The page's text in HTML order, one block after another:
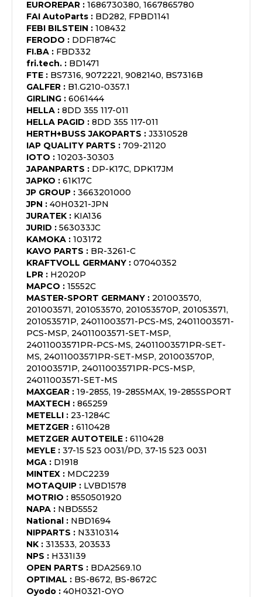
EUROREPAR : 1686730380, 1667865780
FAI AutoParts : BD282, FPBD1141
FEBI BILSTEIN : 108432
FERODO : DDF1874C
FI.BA : FBD332
fri.tech. : BD1471
FTE : BS7316, 9072221, 9082140, BS7316B
GALFER : B1.G210-0357.1
GIRLING : 6061444
HELLA : 8DD 355 117-011
HELLA PAGID : 8DD 355 117-011
HERTH+BUSS JAKOPARTS : J3310528
IAP QUALITY PARTS : 709-21120
IOTO : 10203-30303
JAPANPARTS : DP-K17C, DPK17JM
JAPKO : 61K17C
JP GROUP : 3663201000
JPN : 40H0321-JPN
JURATEK : KIA136
JURID : 563033JC
KAMOKA : 103172
KAVO PARTS : BR-3261-C
KRAFTVOLL GERMANY : 07040352
LPR : H2020P
MAPCO : 15552C
MASTER-SPORT GERMANY : 201003570,
201003571, 201053570, 201053570P, 201053571,
201053571P, 24011003571-PCS-MS, 24011003571-
PCS-MSP, 24011003571-SET-MSP,
24011003571PR-PCS-MS, 24011003571PR-SET-
MS, 24011003571PR-SET-MSP, 201003570P,
201003571P, 24011003571PR-PCS-MSP,
24011003571-SET-MS
MAXGEAR : 19-2855, 19-2855MAX, 19-2855SPORT
MAXTECH : 865259
METELLI : 23-1284C
METZGER : 6110428
METZGER AUTOTEILE : 6110428
MEYLE : 37-15 523 0031/PD, 37-15 523 0031
MGA : D1918
MINTEX : MDC2239
MOTAQUIP : LVBD1578
MOTRIO : 8550501920
NAPA : NBD5552
National : NBD1694
NIPPARTS : N3310314
NK : 313533, 203533
NPS : H331I39
OPEN PARTS : BDA2569.10
OPTIMAL : BS-8672, BS-8672C
Oyodo : 40H0321-OYO